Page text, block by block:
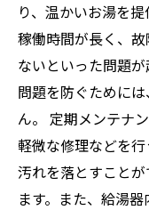
り、温かいお湯を
稼働時間が長く、
ないといった問題
問題を防ぐために
ん。 定期メンテナ
軽微な修理などを行
汚れを落とすこと
ます。また、給湯